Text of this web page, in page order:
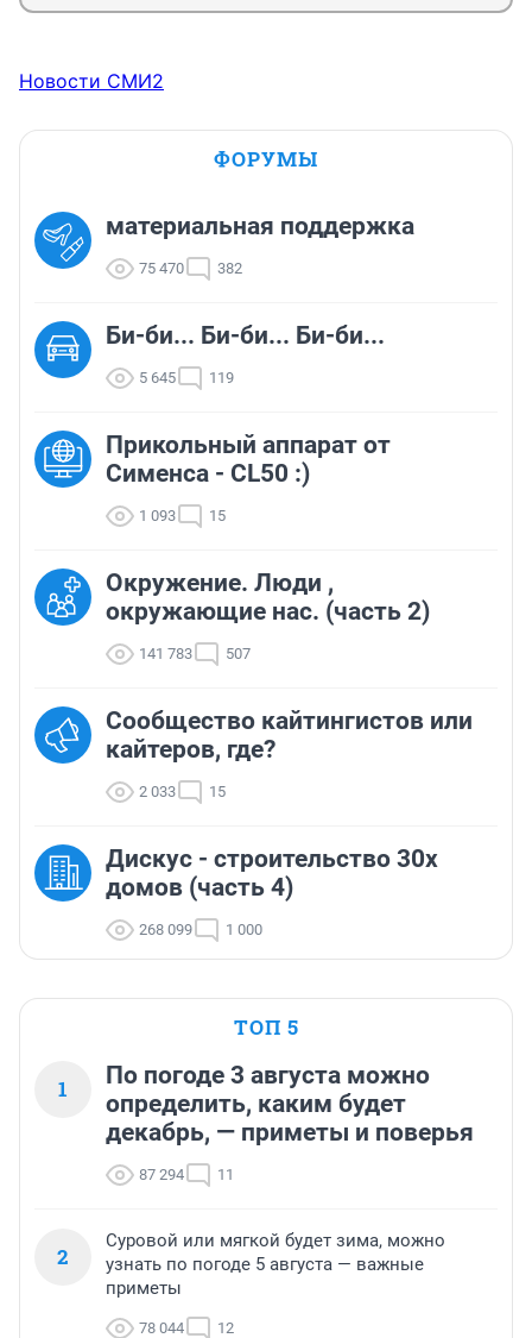
Новости СМИ2
ФОРУМЫ
материальная поддержка
75 470 382
Би-би... Би-би... Би-би...
5 645 119
Прикольный аппарат от
Сименса - CL50 :)
1 093 15
Окружение. Люди ,
окружающие нас. (часть 2)
141 783 507
Сообщество кайтингистов или
кайтеров, где?
2 033 15
Дискус - строительство 30х
домов (часть 4)
268 099 1 000
ТОП 5
1
По погоде 3 августа можно
определить, каким будет
декабрь, — приметы и поверья
87 294 11
2
Суровой или мягкой будет зима, можно
узнать по погоде 5 августа — важные
приметы
78 044 12